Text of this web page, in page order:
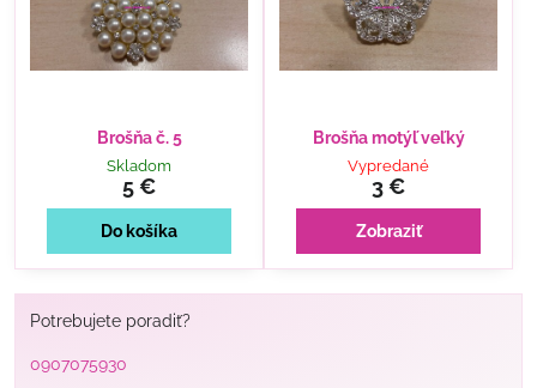
Brošňa č. 5
Skladom
5 €
Do košíka
Brošňa motýľ veľký
Vypredané
3 €
Zobraziť
Potrebujete poradiť?
0907075930